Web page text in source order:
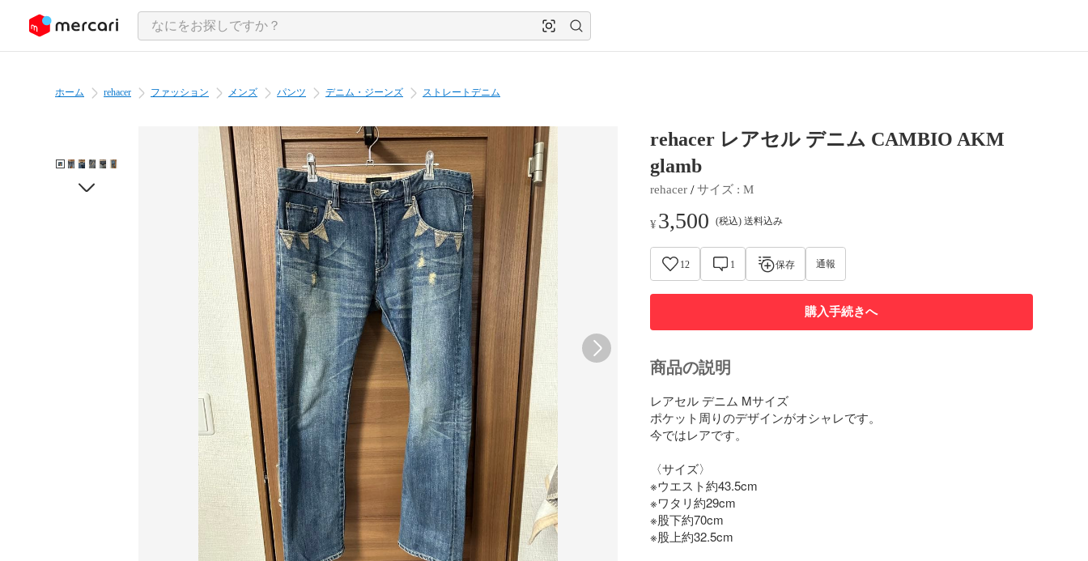
ツにスキップ
ホーム rehacer ファッション メンズ パンツ デニム・ジーンズ ストレートデニム
rehacer レアセル デニム CAMBIO AKM
glamb
rehacer / サイズ : M
¥ 3,500 (税込) 送料込み
12 1 保存 通報
購入手続きへ
商品の説明
レアセル デニム Mサイズ
ポケット周りのデザインがオシャレです。
今ではレアです。
〈サイズ〉
※ウエスト約43.5cm
※ワタリ約29cm
※股下約70cm
※股上約32.5cm